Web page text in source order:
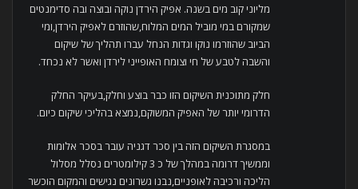
מליוני קוב מים בשנה. אפיק הירדן נוקה ובוצה ובה סדימנטים
שמקורם במי מוביל המים המלוח,שהוזרם לאפיק הירדן,ומי
הביוב שהוזרמו נוקו וגדות הנחל עברו תהליך של שיקום
והשבה לטבע של חי וצומח האופייני לירדן ואשר לא נכחד.
חלק מתוכנית השיקום הזו כבר בוצע וחלק,בעיקר החלק
הדרומי יותר של האפיק המשוקם,נמצא בהליכי שיקום כיום.
במסגרת השיקום הזה בין סכר דגניה עובר בסכר אלומות
וממשיך דרומה במהלך של כ 3 קילומטרים נסלל מסלול
הליכה ורכיבה לאופניים,נבנו גשרונים נגישים והמקום הוכשר